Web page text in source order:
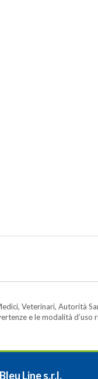
Veterinari, Autorità
e le modalità d’uso
Bleu Line s.r.l.